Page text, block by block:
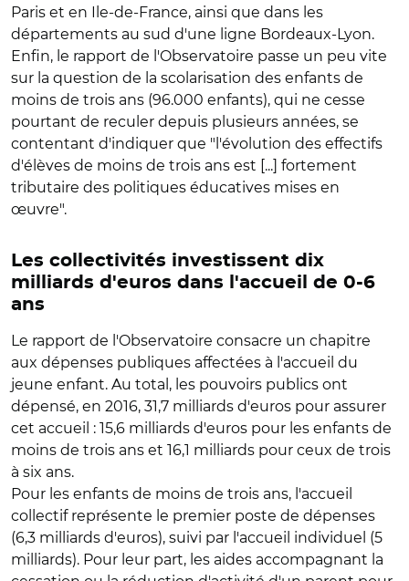
Paris et en Ile-de-France, ainsi que dans les
départements au sud d'une ligne Bordeaux-Lyon.
Enfin, le rapport de l'Observatoire passe un peu vite
sur la question de la scolarisation des enfants de
moins de trois ans (96.000 enfants), qui ne cesse
pourtant de reculer depuis plusieurs années, se
contentant d'indiquer que "l'évolution des effectifs
d'élèves de moins de trois ans est [...] fortement
tributaire des politiques éducatives mises en
œuvre".
Les collectivités investissent dix
milliards d'euros dans l'accueil de 0-6
ans
Le rapport de l'Observatoire consacre un chapitre
aux dépenses publiques affectées à l'accueil du
jeune enfant. Au total, les pouvoirs publics ont
dépensé, en 2016, 31,7 milliards d'euros pour assurer
cet accueil : 15,6 milliards d'euros pour les enfants de
moins de trois ans et 16,1 milliards pour ceux de trois
à six ans.
Pour les enfants de moins de trois ans, l'accueil
collectif représente le premier poste de dépenses
(6,3 milliards d'euros), suivi par l'accueil individuel (5
milliards). Pour leur part, les aides accompagnant la